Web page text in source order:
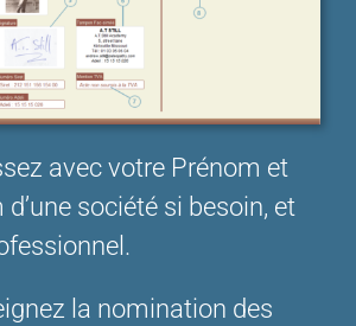
avec votre Prénom et
société si besoin, et
la nomination des